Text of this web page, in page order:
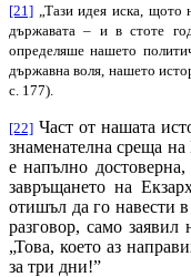
[21] „Тази идея иска, щото
държавата – и в стоте
определяше нашето
държавна воля, нашето
с. 177).
[22] Част от нашата и
знаменателна среща
е напълно
завръщането на
отишъл даго навести
разговор,само заявил
„Това, което аз
за три дни!”